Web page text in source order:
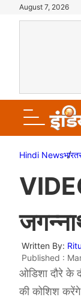
August 7, 2026
Hindi Newsभारत
Written By:
Published :
ओडिशा दौरे के
की कोशिश